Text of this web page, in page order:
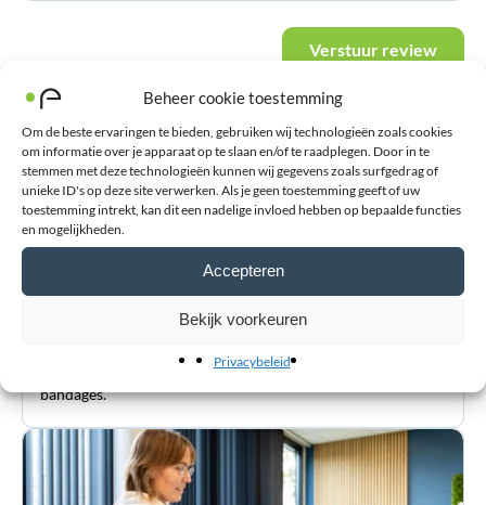
Beheer cookie toestemming
Om de beste ervaringen te bieden, gebruiken wij technologieën zoals cookies
om informatie over je apparaat op te slaan en/of te raadplegen. Door in te
stemmen met deze technologieën kunnen wij gegevens zoals surfgedrag of
unieke ID's op deze site verwerken. Als je geen toestemming geeft of uw
toestemming intrekt, kan dit een nadelige invloed hebben op bepaalde functies
en mogelijkheden.
Accepteren
Bekijk voorkeuren
Privacybeleid
Verstuur review
Informatie over blessures en advies bij de aanschaf van
orthopedische hulpmiddelen zoals braces en (sport-)
bandages.